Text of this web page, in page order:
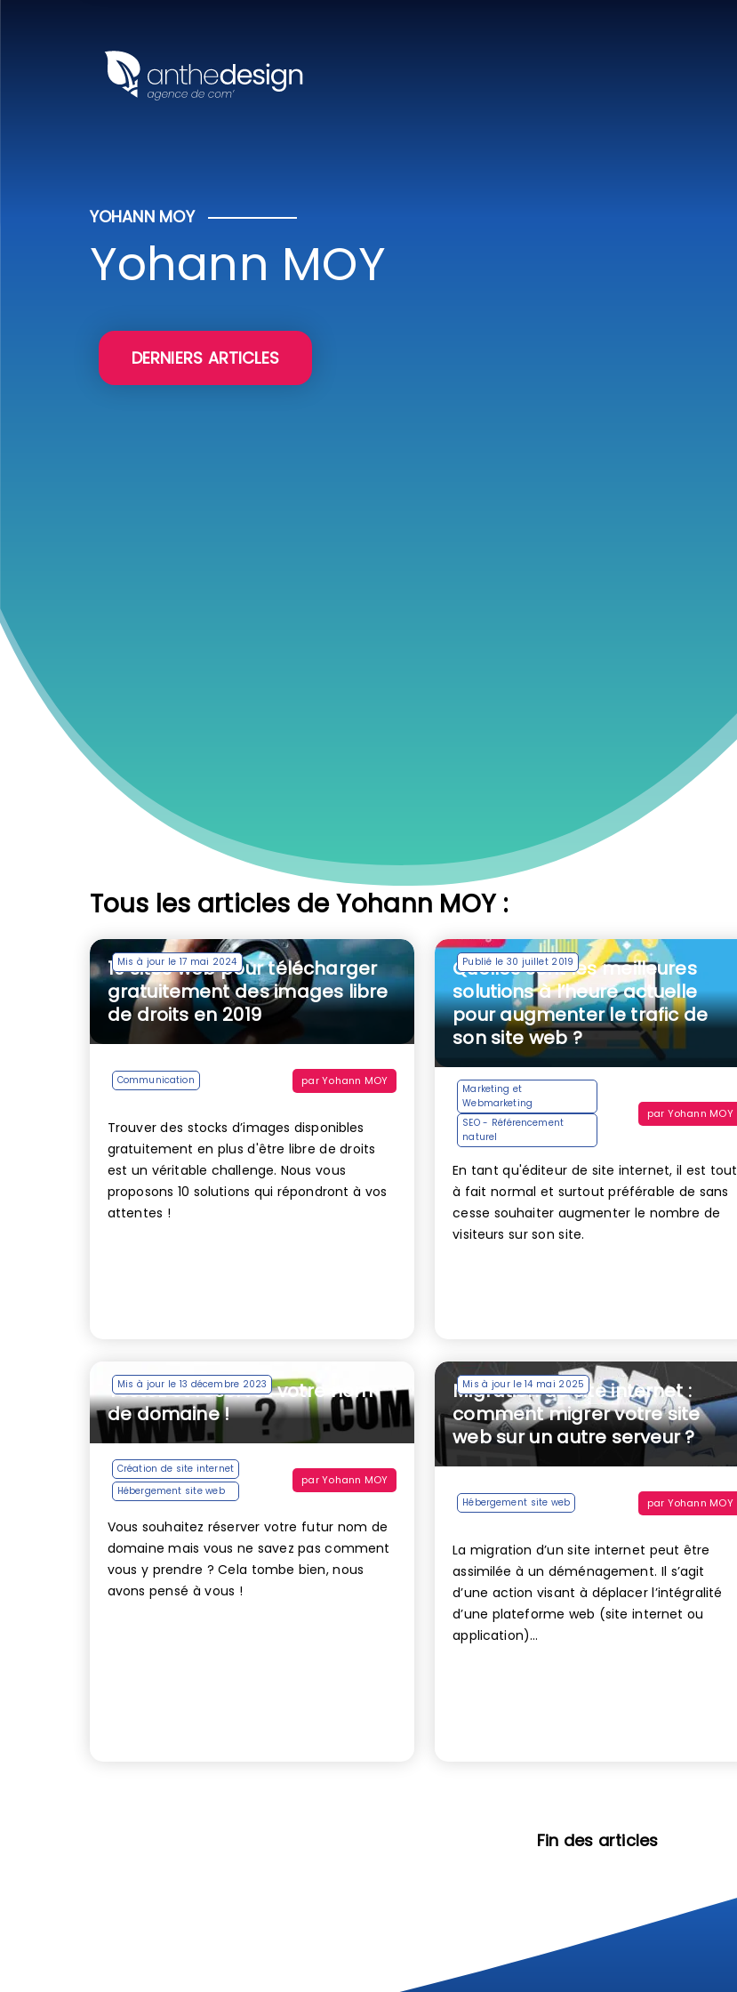
YOHANN MOY
Yohann MOY
DERNIERS ARTICLES
Tous les articles de Yohann MOY :
Mis à jour le 17 mai 2024
10 sites web pour télécharger
gratuitement des images libre
de droits en 2019
Communication parYohann MOY
Trouver des stocks d’images disponibles
gratuitement en plus d'être libre de droits
est un véritable challenge. Nous vous
proposons 10 solutions qui répondront à vos
attentes !
Publié le 30 juillet 2019
Quelles sont les meilleures
solutions à l’heure actuelle
pour augmenter le trafic de
son site web ?
Marketing et
Webmarketing
SEO - Référencement
naturel
par Yohann MOY
En tant qu'éditeur de site internet, il est tout
à fait normal et surtout préférable de sans
cesse souhaiter augmenter le nombre de
visiteurs sur son site.
Mis à jour le 13 décembre 2023
Testez et réservez votre nom
de domaine !
Création de site internet
Hébergement site web
parYohann MOY
Vous souhaitez réserver votre futur nom de
domaine mais vous ne savez pas comment
vous y prendre ? Cela tombe bien, nous
avons pensé à vous !
Mis à jour le 14 mai 2025
Migration de site internet :
comment migrer votre site
web sur un autre serveur ?
Hébergement site web par Yohann MOY
La migration d’un site internet peut être
assimilée à un déménagement. Il s’agit
d’une action visant à déplacer l’intégralité
d’une plateforme web (site internet ou
application)...
Fin des articles